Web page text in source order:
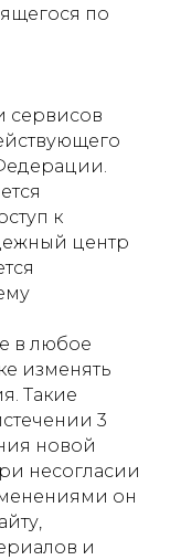
по
сервисов
к
центр
в любое
изменять
Такие
3
новой
несогласии
он
и